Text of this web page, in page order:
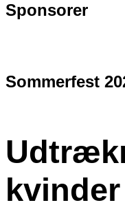
Sponsorer
Sommerfest
kvinder